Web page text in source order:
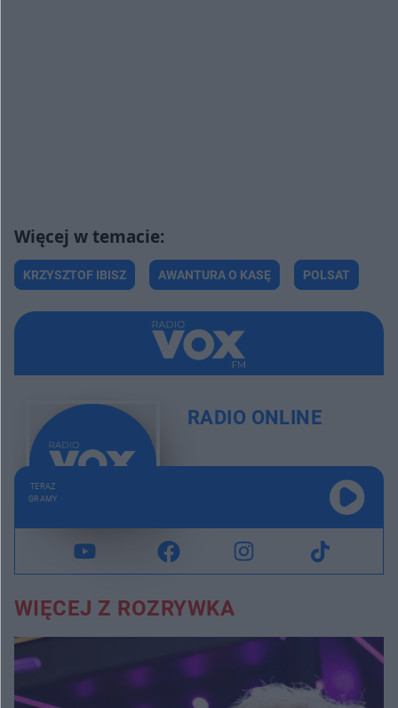
KRZYSZTOF IBISZ AWANTURA O KASĘ POLSAT
RADIO ONLINE
TERAZ
GRAMY
WIĘCEJ Z ROZRYWKA